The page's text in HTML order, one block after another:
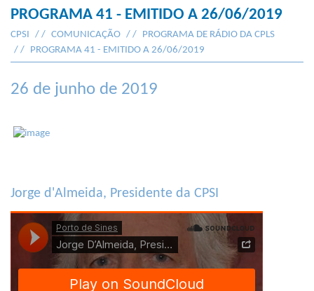
PROGRAMA 41 - EMITIDO A 26/06/2019
CPSI COMUNICAÇÃO
PROGRAMA DE RÁDIO DA CPLS
PROGRAMA 41 - EMITIDO A 26/06/2019
26 de junho de 2019
Jorge d'Almeida, Presidente da CPSI